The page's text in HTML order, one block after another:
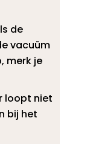
de
vacuüm
merk je
loopt niet
bij het